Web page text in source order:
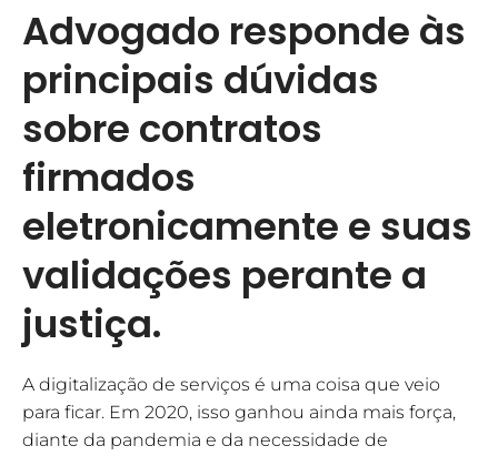
Advogado responde às
principais dúvidas
sobre contratos
firmados
eletronicamente e suas
validações perante a
justiça.
A digitalização de serviços é uma coisa que veio
para ficar. Em 2020, isso ganhou ainda mais força,
diante da pandemia e da necessidade de